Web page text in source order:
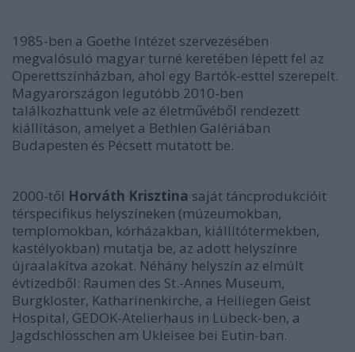
1985-ben a Goethe Intézet szervezésében
megvalósuló magyar turné keretében lépett fel az
Operettszínházban, ahol egy Bartók-esttel szerepelt.
Magyarországon legutóbb 2010-ben
találkozhattunk vele az életművéből rendezett
kiállításon, amelyet a Bethlen Galériában
Budapesten és Pécsett mutatott be.
2000-től Horváth Krisztina saját táncprodukcióit
térspecifikus helyszíneken (múzeumokban,
templomokban, kórházakban, kiállítótermekben,
kastélyokban) mutatja be, az adott helyszínre
újraalakítva azokat. Néhány helyszín az elmúlt
évtizedből: Raumen des St.-Annes Museum,
Burgkloster, Katharinenkirche, a Heiliegen Geist
Hospital, GEDOK-Atelierhaus in Lübeck-ben, a
Jagdschlösschen am Ukleisee bei Eutin-ban.